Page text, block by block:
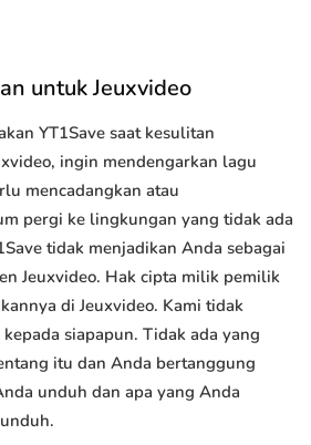
untuk Jeuxvideo
YT1Save saat kesulitan
ingin mendengarkan lagu
mencadangkan atau
pergi ke lingkungan yang tidak ada
tidak menjadikan Anda sebagai
Jeuxvideo. Hak cipta milik pemilik
di Jeuxvideo. Kami tidak
siapapun. Tidak ada yang
itu dan Anda bertanggung
unduh dan apa yang Anda